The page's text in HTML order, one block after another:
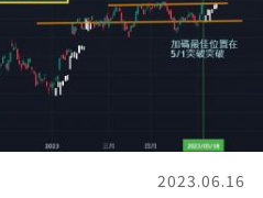
2023.06.16